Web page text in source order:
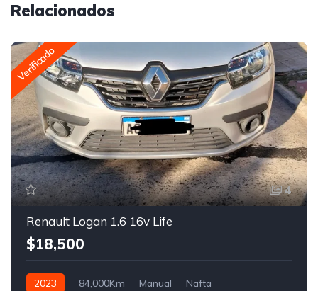
Relacionados
Verificado
4
Renault Logan 1.6 16v Life
$18,500
2023 84,000Km Manual
Nafta